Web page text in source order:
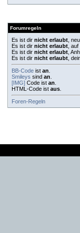
Forumregeln
Es ist dir nicht erlaubt ,
Es ist dir nicht erlaubt ,
Es ist dir nicht erlaubt ,
Es ist dir nicht erlaubt ,
BB-Code ist an
Smileys sind an
[IMG] Code ist an
HTML-Code ist aus
Foren-Regeln